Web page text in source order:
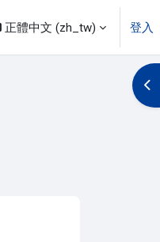
正體中文 ‎(zh_tw)‎ 登入
開